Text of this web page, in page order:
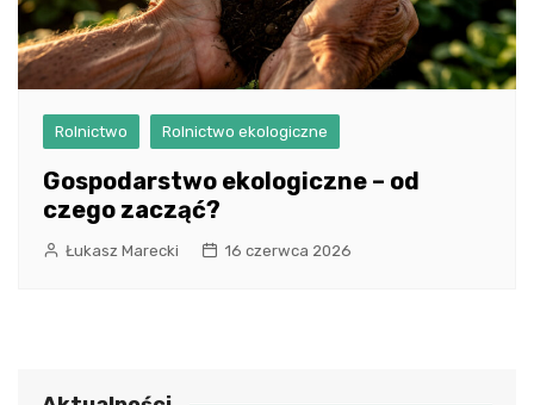
Rolnictwo Rolnictwo ekologiczne
Gospodarstwo ekologiczne – od
czego zacząć?
Łukasz Marecki 16 czerwca 2026